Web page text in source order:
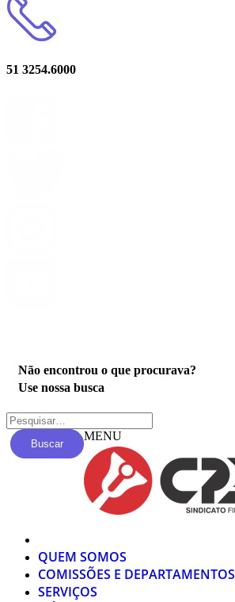
51 3254.6000
Não encontrou o que procurava?
Use nossa busca
Buscar
MENU
QUEM SOMOS
COMISSÕES E DEPARTAMENTOS
SERVIÇOS